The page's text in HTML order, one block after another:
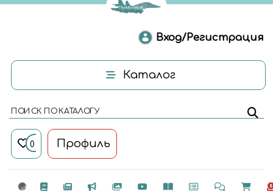
Вход/Регистрация
Каталог
ПОИСК ПО КАТАЛОГУ
0 Профиль